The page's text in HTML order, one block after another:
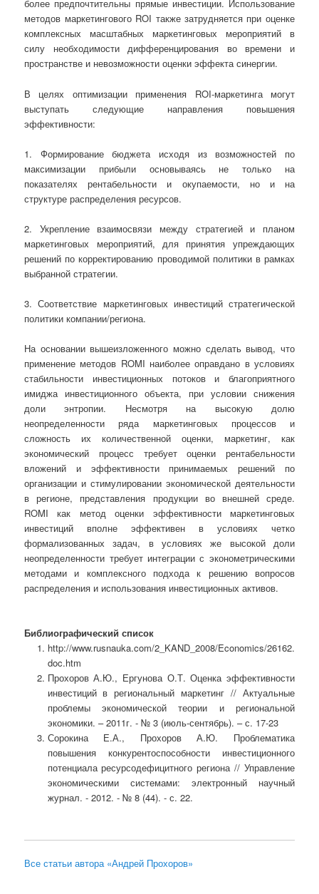
более предпочтительны прямые инвестиции. Использование
методов маркетингового ROI также затрудняется при оценке
комплексных масштабных маркетинговых мероприятий в
силу необходимости дифференцирования во времени и
пространстве и невозможности оценки эффекта синергии.
В целях оптимизации применения ROI-маркетинга могут
выступать следующие направления повышения
эффективности:
1. Формирование бюджета исходя из возможностей по
максимизации прибыли основываясь не только на
показателях рентабельности и окупаемости, но и на
структуре распределения ресурсов.
2. Укрепление взаимосвязи между стратегией и планом
маркетинговых мероприятий, для принятия упреждающих
решений по корректированию проводимой политики в рамках
выбранной стратегии.
3. Соответствие маркетинговых инвестиций стратегической
политики компании/региона.
На основании вышеизложенного можно сделать вывод, что
применение методов ROMI наиболее оправдано в условиях
стабильности инвестиционных потоков и благоприятного
имиджа инвестиционного объекта, при условии снижения
доли энтропии. Несмотря на высокую долю
неопределенности ряда маркетинговых процессов и
сложность их количественной оценки, маркетинг, как
экономический процесс требует оценки рентабельности
вложений и эффективности принимаемых решений по
организации и стимулировании экономической деятельности
в регионе, представления продукции во внешней среде.
ROMI как метод оценки эффективности маркетинговых
инвестиций вполне эффективен в условиях четко
формализованных задач, в условиях же высокой доли
неопределенности требует интеграции с эконометрическими
методами и комплексного подхода к решению вопросов
распределения и использования инвестиционных активов.
Библиографический список
http://www.rusnauka.com/2_KAND_2008/Economics/26162.
doc.htm
Прохоров А.Ю., Ергунова О.Т. Оценка эффективности
инвестиций в региональный маркетинг // Актуальные
проблемы экономической теории и региональной
экономики. – 2011г. - № 3 (июль-сентябрь). – с. 17-23
Сорокина Е.А., Прохоров А.Ю. Проблематика
повышения конкурентоспособности инвестиционного
потенциала ресурсодефицитного региона // Управление
экономическими системами: электронный научный
журнал. - 2012. - № 8 (44). - с. 22.
Все статьи автора «Андрей Прохоров»